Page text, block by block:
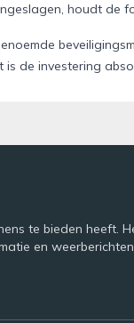
houdt de
is de investering
te bieden heeft.
en